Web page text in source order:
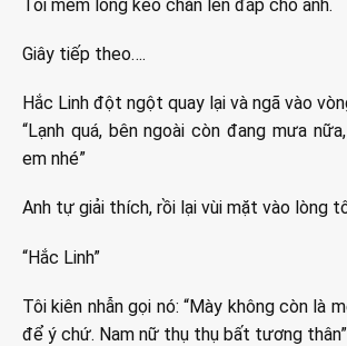
Tôi mềm lồng kéo chăn lên đắp cho anh.
Giây tiếp theo….
Hắc Linh đột ngột quay lại và ngã vào
“Lạnh quá, bên ngoài còn đang mưa
em nhé”
Anh tự giải thích, rồi lại vùi mặt vào lòng
“Hắc Linh”
Tôi kiên nhẫn gọi nó: “Mày không còn là
để ý chứ. Nam nữ thụ thụ bất tương thân”